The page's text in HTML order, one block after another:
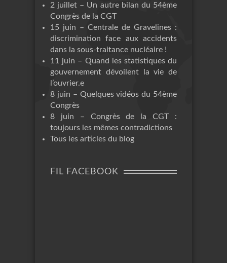
2 juillet – Un autre bilan du 54ème
Congrès de la CGT
15 juin – Centrale de Gravelines :
discrimination face aux accidents
dans la sous-traitance nucléaire !
11 juin – Quand les statistiques du
gouvernement dévoilent la vie de
l’ouvrier.e
8 juin – Quelques vidéos du 54ème
Congrès
8 juin – Congrès de la CGT :
toujours les mêmes contradictions
Tous les articles du blog
FIL FACEBOOK